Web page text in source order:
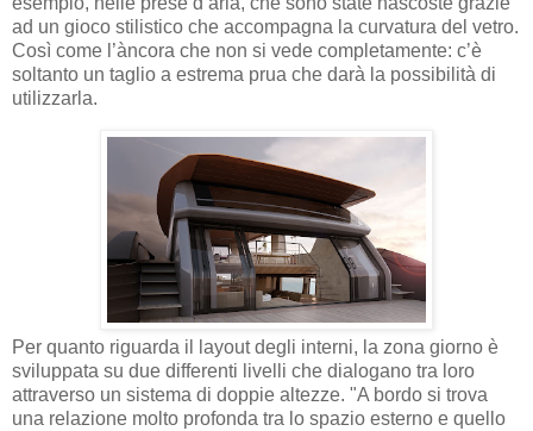
ad un gioco stilistico che accompagna la curvatura del vetro.
Così come l’àncora che non si vede completamente: c’è
soltanto un taglio a estrema prua che darà la possibilità di
utilizzarla.
Per quanto riguarda il layout degli interni, la zona giorno è
sviluppata su due differenti livelli che dialogano tra loro
attraverso un sistema di doppie altezze. "A bordo si trova
una relazione molto profonda tra lo spazio esterno e quello